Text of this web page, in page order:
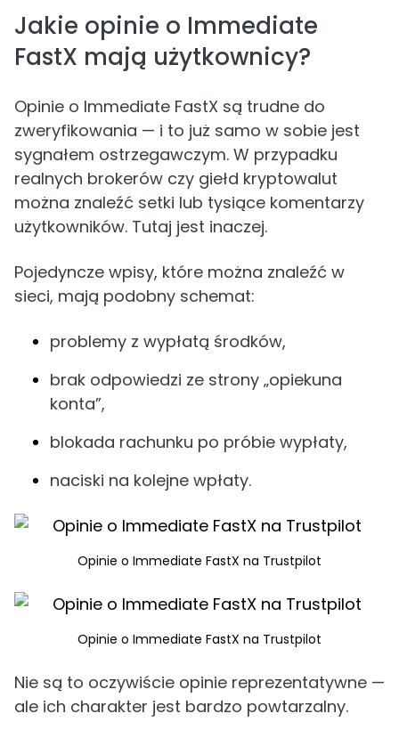
Jakie opinie o Immediate
FastX mają użytkownicy?
Opinie o Immediate FastX są trudne do
zweryfikowania — i to już samo w sobie jest
sygnałem ostrzegawczym. W przypadku
realnych brokerów czy giełd kryptowalut
można znaleźć setki lub tysiące komentarzy
użytkowników. Tutaj jest inaczej.
Pojedyncze wpisy, które można znaleźć w
sieci, mają podobny schemat:
problemy z wypłatą środków,
brak odpowiedzi ze strony „opiekuna
konta”,
blokada rachunku po próbie wypłaty,
naciski na kolejne wpłaty.
Opinie o Immediate FastX na Trustpilot
Opinie o Immediate FastX na Trustpilot
Nie są to oczywiście opinie reprezentatywne —
ale ich charakter jest bardzo powtarzalny.